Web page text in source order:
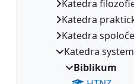
Katedra
Katedra
Katedra
Katedra
Biblikum